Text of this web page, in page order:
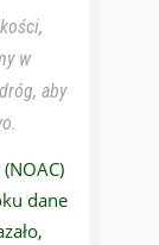
w
aby
dane